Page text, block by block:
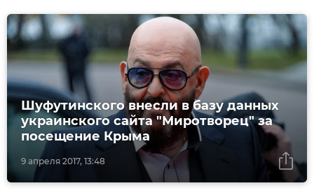
9 апреля 2017, 13:48
Шуфутинского внесли в базу данных
украинского сайта "Миротворец" за
посещение Крыма